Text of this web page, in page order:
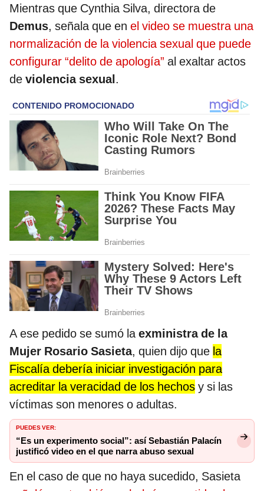
Mientras que Cynthia Silva, directora de
Demus, señala que en el video se muestra una
normalización de la violencia sexual que puede
configurar “delito de apología” al exaltar actos
de violencia sexual.
A ese pedido se sumó la exministra de la
Mujer Rosario Sasieta, quien dijo que la
Fiscalía debería iniciar investigación para
acreditar la veracidad de los hechos y si las
víctimas son menores o adultas.
PUEDES VER:
“Es un experimento social”: así Sebastián Palacín
justificó video en el que narra abuso sexual
En el caso de que no haya sucedido, Sasieta